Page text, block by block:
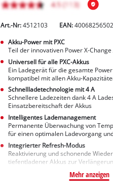
Art.-Nr:4512103 EAN:
Akku-Power mit PXC
Teil der innovativen Power X-
Universell für alle PXC-Akkus
Ein Ladegerät für die gesamte
kompatibel mit allen Akku-
Schnellladetechnologie mit 4 A
Schnellere Ladezeiten dank 4 A
Einsatzbereitschaft der Akkus
Intelligentes Lademanagement
Permanente Überwachung von
für einen optimalen Ladevorgang
Integrierter Refresh-Modus
Reaktivierung und schonende
tiefentladener Akkus zur
Mehr anzeigen